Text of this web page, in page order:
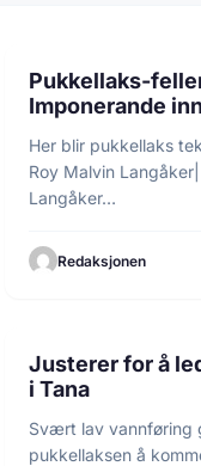
INFORMASJON
Pukkellaks-
Imponerande
Her blir pukkellaks
Roy Malvin
Langåker…
Redaksjonen
FORSKNING
Justerer for å
i Tana
Svært lav vannføring
pukkellaksen å